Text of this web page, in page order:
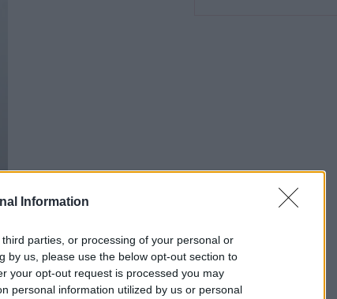
Information
parties, or processing of your personal or
by us, please use the below opt-out section to
your opt-out request is processed you may
personal information utilized by us or personal